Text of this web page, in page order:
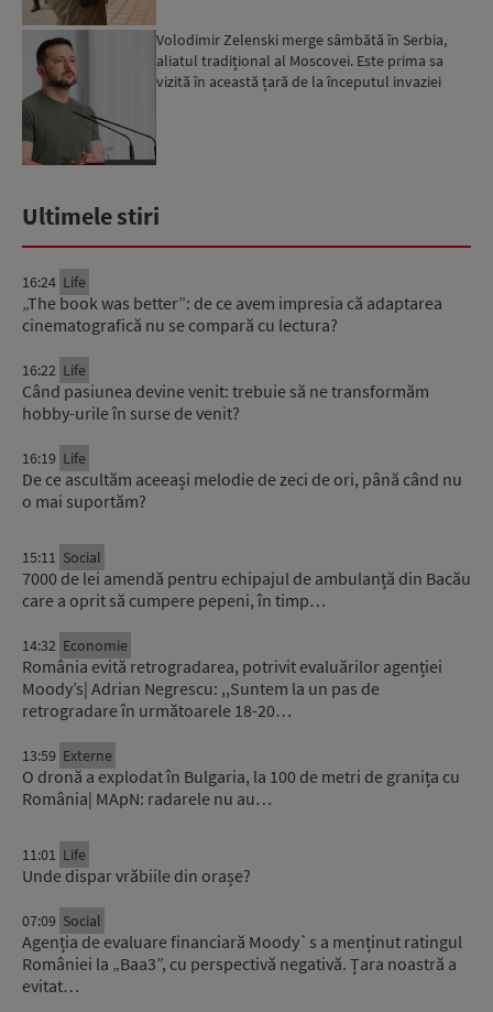
Volodimir Zelenski merge sâmbătă în Serbia,
aliatul tradițional al Moscovei. Este prima sa
vizită în această țară de la începutul invaziei
Ultimele stiri
16:24 Life
„The book was better”: de ce avem impresia că adaptarea
cinematografică nu se compară cu lectura?
16:22 Life
Când pasiunea devine venit: trebuie să ne transformăm
hobby-urile în surse de venit?
16:19 Life
De ce ascultăm aceeași melodie de zeci de ori, până când nu
o mai suportăm?
15:11 Social
7000 de lei amendă pentru echipajul de ambulanță din Bacău
care a oprit să cumpere pepeni, în timp…
14:32 Economie
România evită retrogradarea, potrivit evaluărilor agenției
Moody’s| Adrian Negrescu: ,,Suntem la un pas de
retrogradare în următoarele 18-20…
13:59 Externe
O dronă a explodat în Bulgaria, la 100 de metri de granița cu
România| MApN: radarele nu au…
11:01 Life
Unde dispar vrăbiile din orașe?
07:09 Social
Agenția de evaluare financiară Moody`s a menținut ratingul
României la „Baa3”, cu perspectivă negativă. Țara noastră a
evitat…